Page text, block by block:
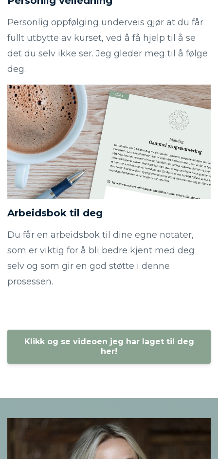
Personlig oppfølging underveis gjør at du får
fullt utbytte av kurset, ved å få hjelp til å se
det du selv ikke ser. Jeg gleder meg til å følge
deg.
Arbeidsbok til deg
Du får en arbeidsbok til dine egne notater,
som er viktig for å bli bedre kjent med deg
selv og som gir en god støtte i denne
prosessen.
Klikk og se videoen jeg har laget til deg
her!